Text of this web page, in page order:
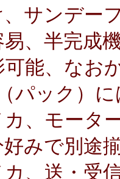
サンデー
、半完成
可能、なお
パック）
カ、モータ
みで別途
カ、送・受